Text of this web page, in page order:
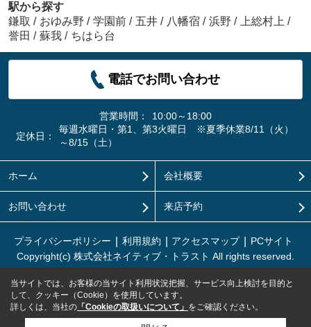
駅から探す
鎌取 / おゆみ野 / 学園前 / 五井 / 八幡宿 / 浜野 / 上総村上 /
誉田 / 蘇我 / ちはら台
電話でお問い合わせ
営業時間：
10:00～18:00
定休日：
毎週水曜日・第1、第3火曜日 ※夏季休業8/11（火）
～8/15（土）
ホーム 会社概要
お問い合わせ 来店予約
プライバシーポリシー 利用規約 アクセスマップ
PCサイト
Copyright(c) 株式会社ネイティブ・トラスト All rights reserved.
当サイトでは、お客様の当サイト利用状況把握、サービス向上検討を目的と
して、クッキー（Cookie）を使用しています。
詳しくは、当社の 「Cookieの取扱いについて」 をご確認ください。